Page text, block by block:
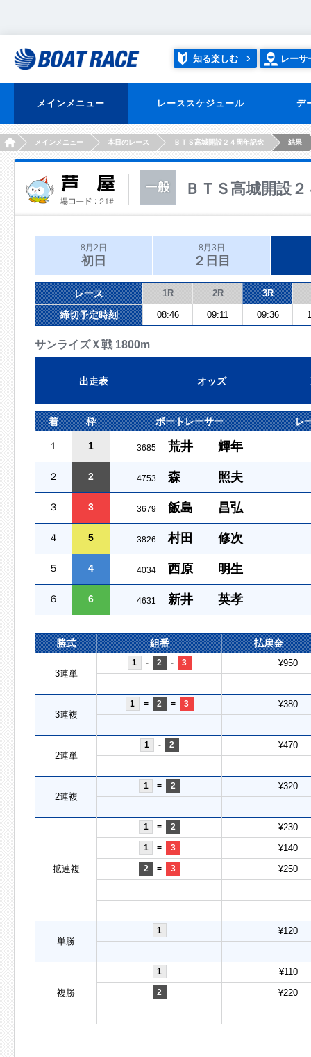
知る楽しむ レーサ
メインメニュー レーススケジュール デ
HOMEメインメニュー 本日のレース ＢＴＳ高城開設２４周年記念 結果
ＢＴＳ高城開設
8月2日
初日
8月3日
２日目
レース 1R 2R 3R
締切予定時刻 08:46 09:11 09:36
サンライズＸ戦 1800m
出走表 オッズ
着 枠 ボートレーサー レ
１ 1 3685 荒井 輝年
２ 2 4753 森 照夫
３ 3 3679 飯島 昌弘
４ 5 3826 村田 修次
５ 4 4034 西原 明生
６ 6 4631 新井 英孝
勝式 組番 払戻金
3連単
1 - 2 - 3 ¥950
3連複
1 = 2 = 3 ¥380
2連単
1 - 2 ¥470
2連複
1 = 2 ¥320
拡連複
1 = 2 ¥230
1 = 3 ¥140
2 = 3 ¥250
単勝
1 ¥120
複勝
1 ¥110
2 ¥220